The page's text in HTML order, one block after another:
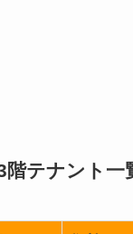
階テナント一